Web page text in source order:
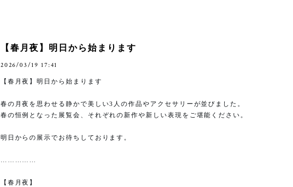
【春月夜】明日から始まります
2026/03/19 17:41
【春月夜】明日から始まります
春の月夜を思わせる静かで美しい3 人の作品やアクセサリーが並びました。
春の恒例となった展覧会、それぞれの新作や新しい表現をご堪能ください。
明日からの展示でお待ちしております。
……………
【春月夜】